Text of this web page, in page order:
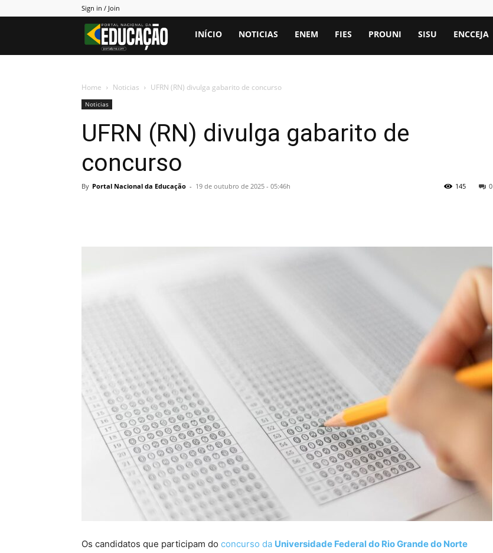
Sign in / Join
Portal
INÍCIO NOTICIAS ENEM FIES PROUNI SISU ENCCEJA
Home Noticias UFRN (RN) divulga gabarito de concurso
Noticias
UFRN (RN) divulga gabarito de
concurso
By Portal Nacional da Educação - 19 de outubro de 2025 - 05:46h 0
145
Os candidatos que participam do concurso da Universidade Federal do Rio Grande do Norte